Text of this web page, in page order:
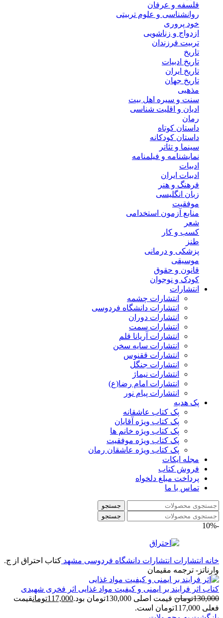
فلسفه و عرفان
روانشناسی و علوم تربیتی
خود پروری
ازدواج و زناشویی
تربیت فرزندان
تاریخ
تاریخ ادبیات
تاریخ ایران
تاریخ جهان
مذهبی
سنت و سیره اهل بیت
ادیان و اقلیت شناسی
رمان
داستان کوتاه
داستان کودکانه
سینما و تئاتر
نمایشنامه و فیلمنامه
ادبیات
ادبیات ایران
فرهنگ و هنر
زبان انگلیسی
موفقیت
منابع آزمون استخدامی
شعر
کسب و کار
طنز
پزشکی و درمانی
موسیقی
قانون و حقوق
کودک و نوجوان
انتشارات
انتشارات چشمه
انتشارات دانشگاه فردوسی
انتشارات دوران
انتشارات سمت
انتشارات آریانا قلم
انتشارات سایه سخن
انتشارات ققنوس
انتشارات جنگل
انتشارات نیماژ
انتشارات امام رضا(ع)
انتشارات پیام نور
پک هدیه
پک کتاب عاشقانه
پک کتاب ویژه آقایان
پک کتاب ویژه خانم ها
پک کتاب ویژه موفقیت
پک کتاب ویژه عاشقان رمان
مجله ایکات
فروش کتاب
پرداخت مبلغ دلخواه
تماس با ما
جستجو
جستجو
-10%
خانه انتشارات انتشارات دانشگاه فردوسی مشهد کتاب اح‍ت‍راق‌ از ج‌.
وارن‍ات‍ز- ترجمه مقیمان
کتاب اثر فرایند بر ایمنی و کیفیت مواد غذایی اثر فخری شهیدی
130,000تومان قیمت اصلی 130,000تومان بود. 117,000تومانقیمت
فعلی 117,000تومان است.